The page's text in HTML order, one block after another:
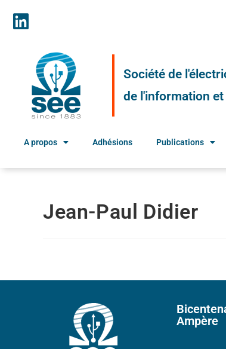
Société de
de l'information
A propos Adhésions Publications
Jean-Paul Didier
Ampère